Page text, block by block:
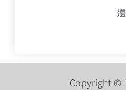
Copyright ©